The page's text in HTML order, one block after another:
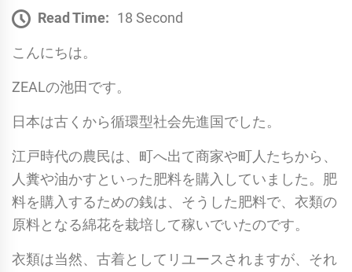
Read Time: 18 Second
こんにちは。
ZEALの池田です。
日本は古くから循環型社会先進国でした。
江戸時代の農民は、町へ出て商家や町人たちから、
人糞や油かすといった肥料を購入していました。肥
料を購入するための銭は、そうした肥料で、衣類の
原料となる綿花を栽培して稼いでいたのです。
衣類は当然、古着としてリユースされますが、それ